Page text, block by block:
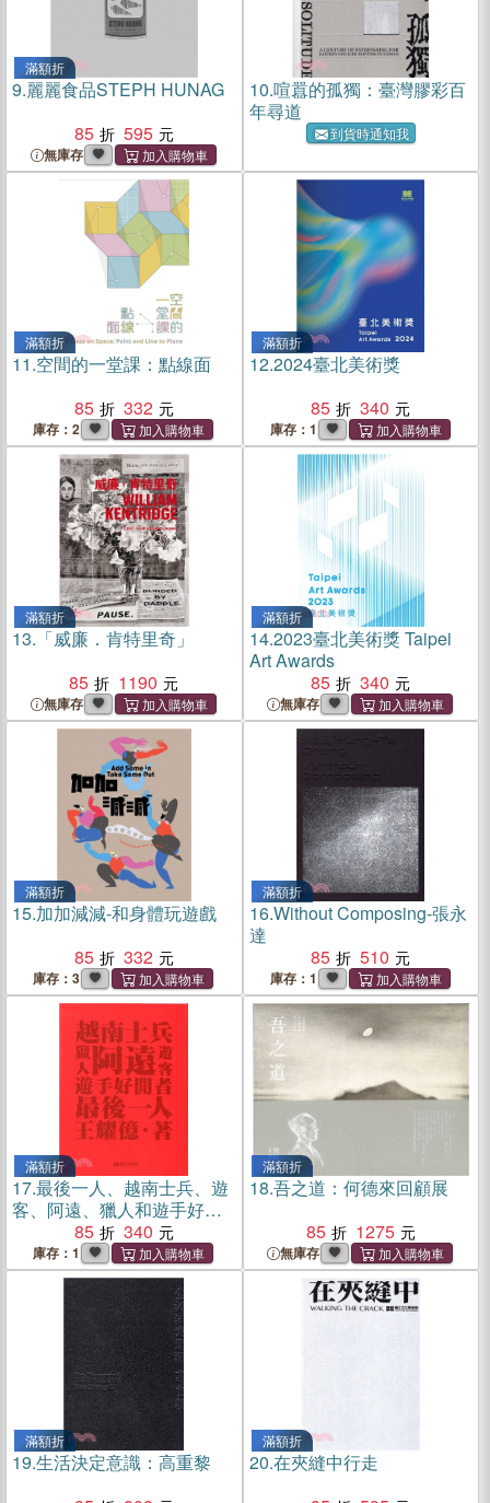
滿額折
9.麗麗食品STEPH HUNAG
85
595
無庫存
10.喧囂的孤獨：臺灣膠彩百
年尋道
到貨時通知我
滿額折
11.空間的一堂課：點線面
85
332
庫存：2
滿額折
12.2024臺北美術獎
85
340
庫存：1
滿額折
13. 「威廉．肯特里奇」
85
1190
無庫存
滿額折
14.2023臺北美術獎 Taipei
Art Awards
85
340
無庫存
滿額折
15.加加減減-和身體玩遊戲
85
332
庫存：3
滿額折
16.Without Composing-張永
達
85
510
庫存：1
滿額折
17.最後一人、越南士兵、遊
客、阿遠、獵人和遊手好閒
者：王耀億個展
85 340
庫存：1
滿額折
18.吾之道：何德來回顧展
85
1275
無庫存
滿額折
19.生活決定意識：高重黎
滿額折
20.在夾縫中行走